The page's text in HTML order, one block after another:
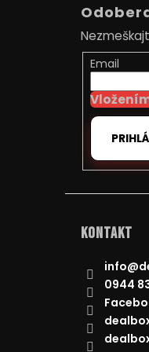
Email
Kontakt
info@
0944